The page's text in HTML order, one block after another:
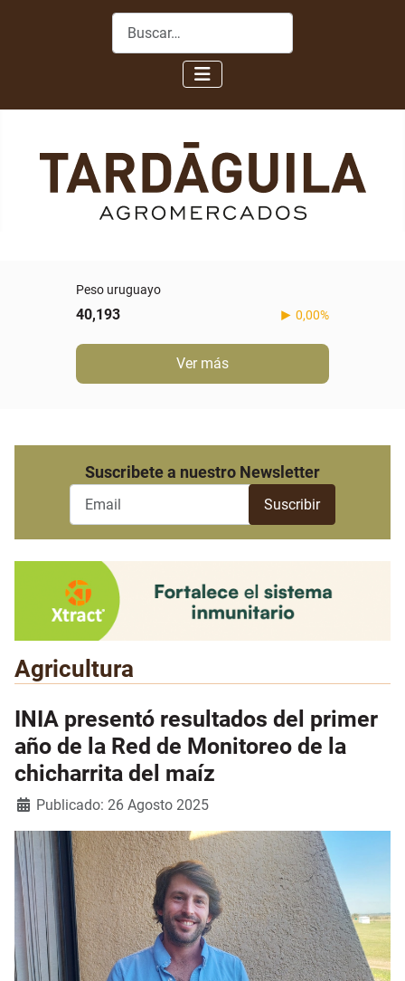
Buscar
Peso uruguayo
40,193 0,00%
Ver más
Suscribete a nuestro Newsletter
Agricultura
INIA presentó resultados del primer
año de la Red de Monitoreo de la
chicharrita del maíz
Detalles
Publicado: 26 Agosto 2025